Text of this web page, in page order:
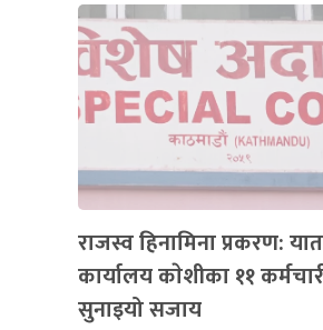
राजस्व हिनामिना प्रकरण:
कार्यालय काेशीका ११
सुनाइयो सजाय